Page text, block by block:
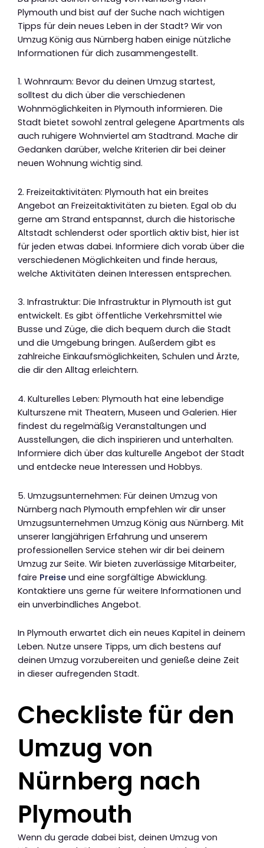
Plymouth und bist auf der Suche nach wichtigen
Tipps für dein neues Leben in der Stadt? Wir von
Umzug König aus Nürnberg haben einige nützliche
Informationen für dich zusammengestellt.
1. Wohnraum: Bevor du deinen Umzug startest,
solltest du dich über die verschiedenen
Wohnmöglichkeiten in Plymouth informieren. Die
Stadt bietet sowohl zentral gelegene Apartments als
auch ruhigere Wohnviertel am Stadtrand. Mache dir
Gedanken darüber, welche Kriterien dir bei deiner
neuen Wohnung wichtig sind.
2. Freizeitaktivitäten: Plymouth hat ein breites
Angebot an Freizeitaktivitäten zu bieten. Egal ob du
gerne am Strand entspannst, durch die historische
Altstadt schlenderst oder sportlich aktiv bist, hier ist
für jeden etwas dabei. Informiere dich vorab über die
verschiedenen Möglichkeiten und finde heraus,
welche Aktivitäten deinen Interessen entsprechen.
3. Infrastruktur: Die Infrastruktur in Plymouth ist gut
entwickelt. Es gibt öffentliche Verkehrsmittel wie
Busse und Züge, die dich bequem durch die Stadt
und die Umgebung bringen. Außerdem gibt es
zahlreiche Einkaufsmöglichkeiten, Schulen und Ärzte,
die dir den Alltag erleichtern.
4. Kulturelles Leben: Plymouth hat eine lebendige
Kulturszene mit Theatern, Museen und Galerien. Hier
findest du regelmäßig Veranstaltungen und
Ausstellungen, die dich inspirieren und unterhalten.
Informiere dich über das kulturelle Angebot der Stadt
und entdecke neue Interessen und Hobbys.
5. Umzugsunternehmen: Für deinen Umzug von
Nürnberg nach Plymouth empfehlen wir dir unser
Umzugsunternehmen Umzug König aus Nürnberg. Mit
unserer langjährigen Erfahrung und unserem
professionellen Service stehen wir dir bei deinem
Umzug zur Seite. Wir bieten zuverlässige Mitarbeiter,
faire Preise und eine sorgfältige Abwicklung.
Kontaktiere uns gerne für weitere Informationen und
ein unverbindliches Angebot.
In Plymouth erwartet dich ein neues Kapitel in deinem
Leben. Nutze unsere Tipps, um dich bestens auf
deinen Umzug vorzubereiten und genieße deine Zeit
in dieser aufregenden Stadt.
Checkliste für den
Umzug von
Nürnberg nach
Plymouth
Wenn du gerade dabei bist, deinen Umzug von